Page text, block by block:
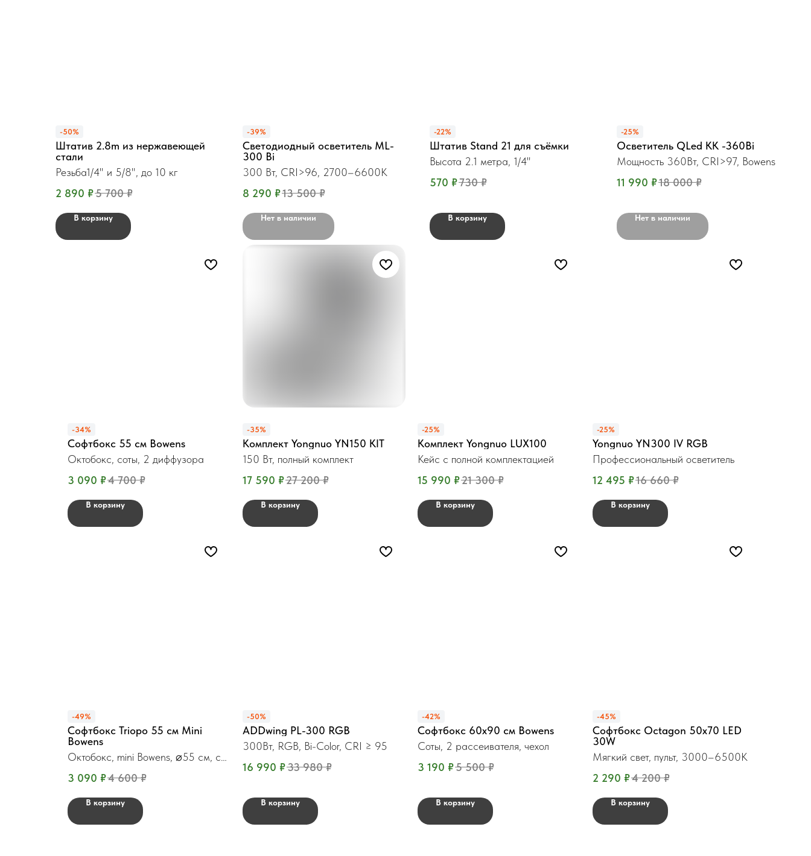
-50%
Штатив 2.8m из нержавеющей
стали
Резьба1/4" и 5/8", до 10 кг
2 890 ₽5 700 ₽
В корзину
-39%
Светодиодный осветитель ML-
300 Bi
300 Вт, CRI>96, 2700–6600K
8 290 ₽13 500 ₽
Нет в наличии
-22%
Штатив Stand 21 для съёмки
Высота 2.1 метра, 1/4"
570 ₽730 ₽
В корзину
-25%
Осветитель QLed KK -360Bi
Мощность 360Вт, CRI>97, Bowens
11 990 ₽18 000 ₽
Нет в наличии
-34%
Софтбокс 55 см Bowens
Октобокс, соты, 2 диффузора
3 090 ₽4 700 ₽
В корзину
-35%
Комплект Yongnuo YN150 KIT
150 Вт, полный комплект
17 590 ₽27 200 ₽
В корзину
-25%
Комплект Yongnuo LUX100
Кейс с полной комплектацией
15 990 ₽21 300 ₽
В корзину
-25%
Yongnuo YN300 IV RGB
Профессиональный осветитель
12 495 ₽16 660 ₽
В корзину
-49%
Софтбокс Triopo 55 см Mini
Bowens
Октобокс, mini Bowens, ⌀55 см, с
3 090 ₽4 600 ₽
В корзину
-50%
ADDwing PL-300 RGB
300Вт, RGB, Bi-Color, CRI ≥ 95
16 990 ₽33 980 ₽
В корзину
-42%
Софтбокс 60x90 см Bowens
Соты, 2 рассеивателя, чехол
3 190 ₽5 500 ₽
В корзину
-45%
Софтбокс Octagon 50x70 LED
30W
Мягкий свет, пульт, 3000–6500K
2 290 ₽4 200 ₽
В корзину